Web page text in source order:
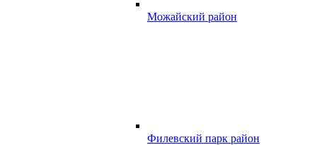
Можайский район
Филевский парк район